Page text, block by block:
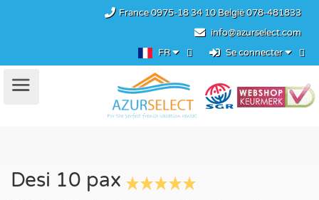
France0975-18 34 10België078-481833
info@azurselect.com
FR
Se connecter
Desi 10 pax